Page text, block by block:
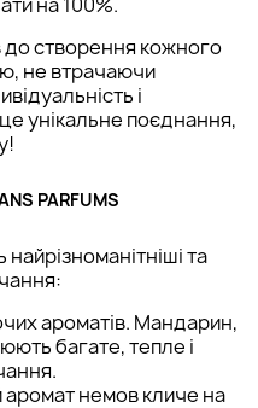
до створення кожного
не втрачаючи
і
унікальне поєднання,
PARFUMS
та
ароматів. Мандарин,
багате, тепле і
немов кличе на